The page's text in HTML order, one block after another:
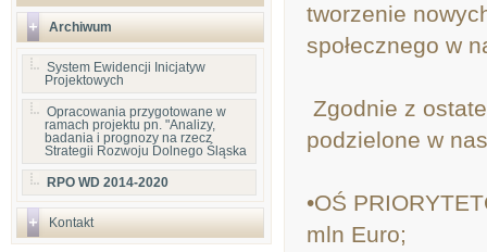
Archiwum
System Ewidencji Inicjatyw
Projektowych
Opracowania przygotowane w
ramach projektu pn. "Analizy,
badania i prognozy na rzecz
Strategii Rozwoju Dolnego Śląska
RPO WD 2014-2020
Kontakt
tworzenie
społecznego w
Zgodnie z
podzielone w
•OŚ
mln Euro;